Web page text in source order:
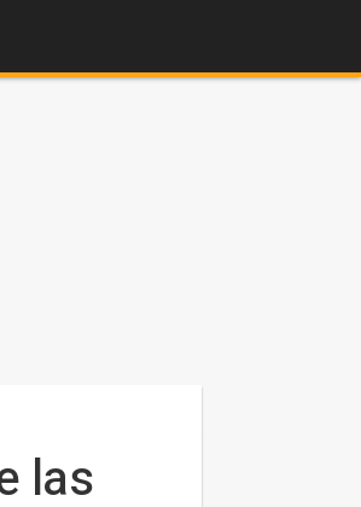
las